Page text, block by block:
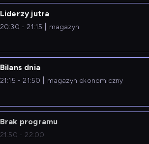
Liderzy jutra
20:30 - 21:15 magazyn
Bilans dnia
21:15 - 21:50 magazyn ekonomiczny
Brak programu
21:50 - 22:00